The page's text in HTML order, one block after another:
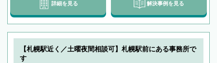
詳細を見る 解決事例を見る
【札幌駅近く／土曜夜間相談可】札幌駅前にある事務所で
す